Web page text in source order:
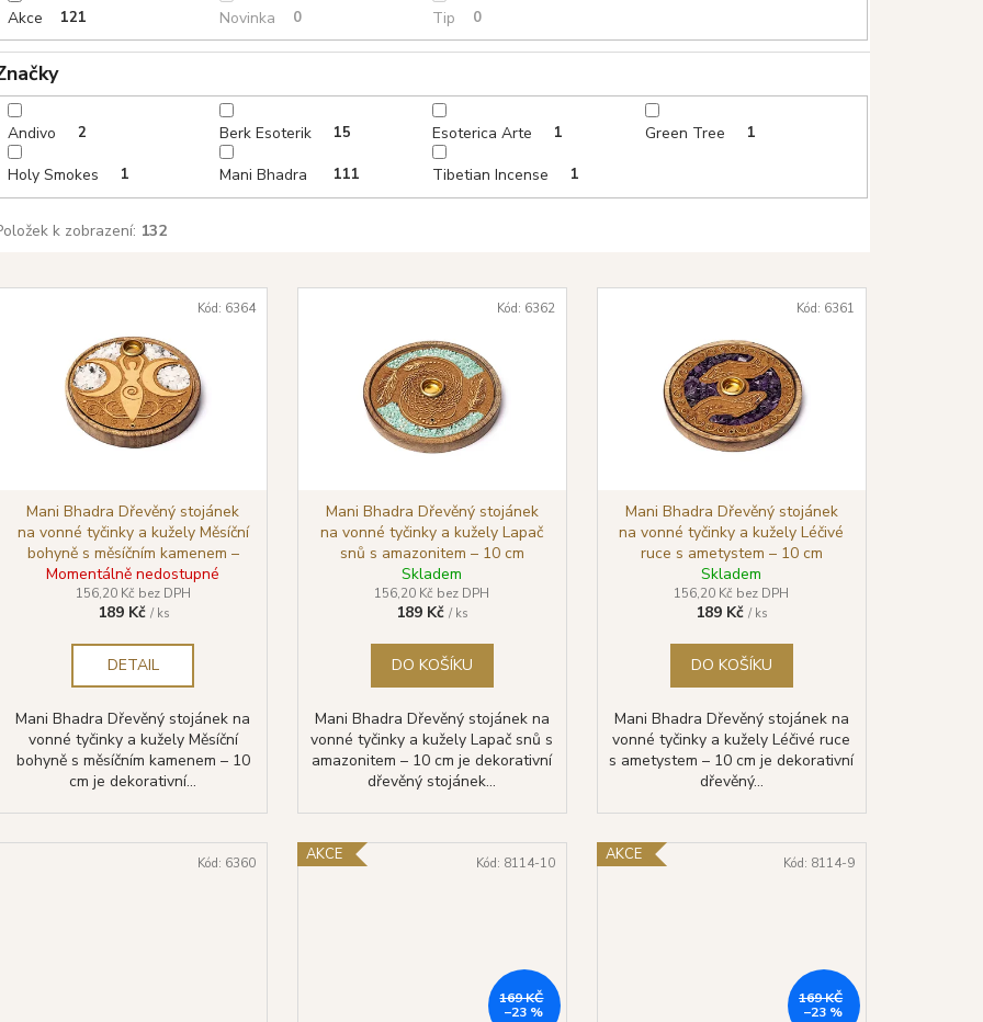
Akce 121 Novinka 0 Tip 0
Andivo 2 Berk Esoterik 15 Esoterica Arte 1 Green Tree 1
Holy Smokes 1 Mani Bhadra 111 Tibetian Incense 1
k zobrazení: 132
Mani Bhadra Dřevěný stojánek
na vonné tyčinky a kužely Měsíční
bohyně s měsíčním kamenem –
10 cm
Momentálně nedostupné
156,20 Kč bez DPH
189 Kč / ks
DETAIL
Mani Bhadra Dřevěný stojánek na
vonné tyčinky a kužely Měsíční
bohyně s měsíčním kamenem – 10
cm je dekorativní...
Kód: 6364
Mani Bhadra Dřevěný stojánek
na vonné tyčinky a kužely Lapač
snů s amazonitem – 10 cm
Skladem
156,20 Kč bez DPH
189 Kč/ ks
DO KOŠÍKU
Mani Bhadra Dřevěný stojánek na
vonné tyčinky a kužely Lapač snů s
amazonitem – 10 cm je dekorativní
dřevěný stojánek...
Kód: 6362
Mani Bhadra Dřevěný stojánek
na vonné tyčinky a kužely Léčivé
ruce s ametystem – 10 cm
Skladem
156,20 Kč bez DPH
189 Kč/ ks
DO KOŠÍKU
Mani Bhadra Dřevěný stojánek na
vonné tyčinky a kužely Léčivé ruce
s ametystem – 10 cm je dekorativní
dřevěný...
Kód: 6361
Kód: 6360 AKCE
169 KČ
–23 %
Kód: 8114-10 AKCE
169 KČ
–23 %
Kód: 8114-9